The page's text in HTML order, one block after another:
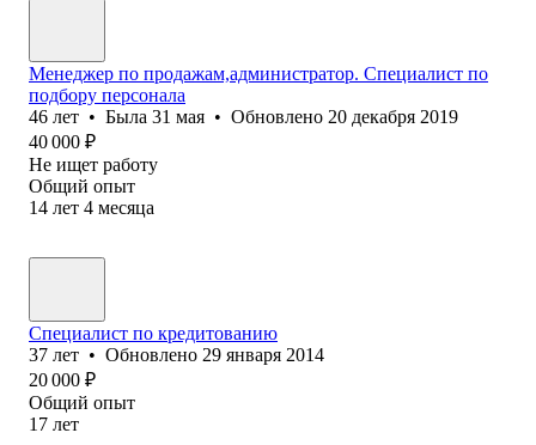
Менеджер по продажам,администратор. Специалист по
подбору персонала
46 лет • Была 31 мая • Обновлено 20 декабря 2019
40 000 ₽
Не ищет работу
Общий опыт
14 лет 4 месяца
Специалист по кредитованию
37 лет • Обновлено 29 января 2014
20 000 ₽
Общий опыт
17 лет